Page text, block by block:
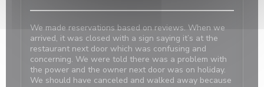
We made reservations based on reviews. When we
arrived, it was closed with a sign saying it’s at the
restaurant next door which was confusing and
concerning. We were told there was a problem with
the power and the owner next door was on holiday.
We should have canceled and walked away because